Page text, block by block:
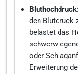
Bluthochdruck:
den Blutdruck
belastet das
oder
Erweiterung